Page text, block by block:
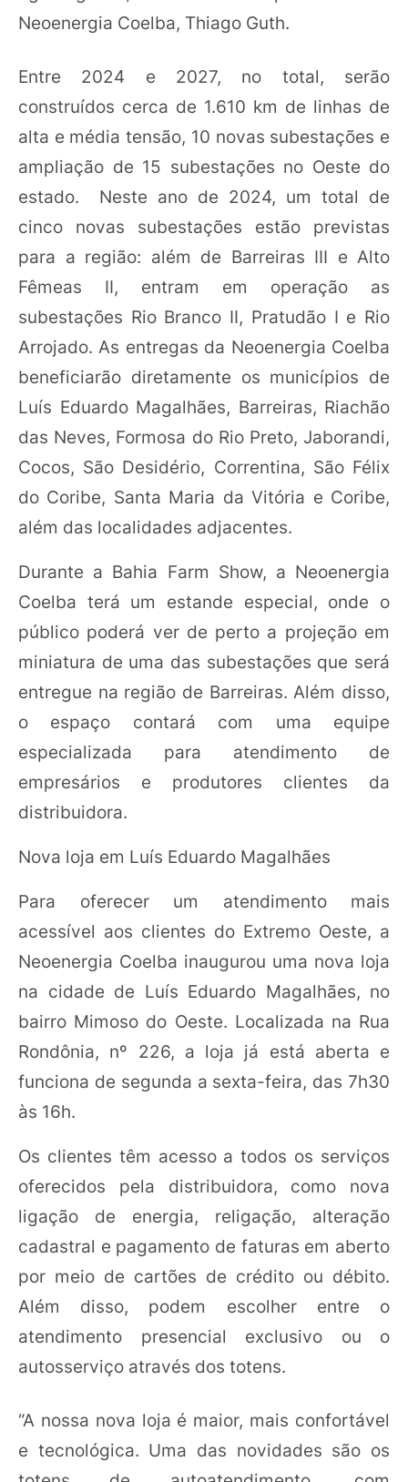
Neoenergia Coelba, Thiago Guth.
Entre 2024 e 2027, no total, serão
construídos cerca de 1.610 km de linhas de
alta e média tensão, 10 novas subestações e
ampliação de 15 subestações no Oeste do
estado. Neste ano de 2024, um total de
cinco novas subestações estão previstas
para a região: além de Barreiras III e Alto
Fêmeas II, entram em operação as
subestações Rio Branco II, Pratudão I e Rio
Arrojado. As entregas da Neoenergia Coelba
beneficiarão diretamente os municípios de
Luís Eduardo Magalhães, Barreiras, Riachão
das Neves, Formosa do Rio Preto, Jaborandi,
Cocos, São Desidério, Correntina, São Félix
do Coribe, Santa Maria da Vitória e Coribe,
além das localidades adjacentes.
Durante a Bahia Farm Show, a Neoenergia
Coelba terá um estande especial, onde o
público poderá ver de perto a projeção em
miniatura de uma das subestações que será
entregue na região de Barreiras. Além disso,
o espaço contará com uma equipe
especializada para atendimento de
empresários e produtores clientes da
distribuidora.
Nova loja em Luís Eduardo Magalhães
Para oferecer um atendimento mais
acessível aos clientes do Extremo Oeste, a
Neoenergia Coelba inaugurou uma nova loja
na cidade de Luís Eduardo Magalhães, no
bairro Mimoso do Oeste. Localizada na Rua
Rondônia, nº 226, a loja já está aberta e
funciona de segunda a sexta-feira, das 7h30
às 16h.
Os clientes têm acesso a todos os serviços
oferecidos pela distribuidora, como nova
ligação de energia, religação, alteração
cadastral e pagamento de faturas em aberto
por meio de cartões de crédito ou débito.
Além disso, podem escolher entre o
atendimento presencial exclusivo ou o
autosserviço através dos totens.
“A nossa nova loja é maior, mais confortável
e tecnológica. Uma das novidades são os